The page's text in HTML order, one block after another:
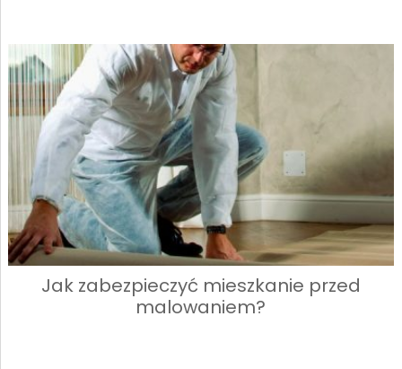
Jak zabezpieczyć mieszkanie przed
malowaniem?